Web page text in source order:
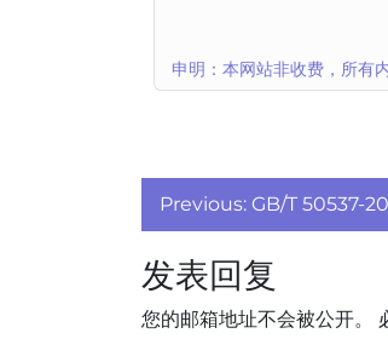
申明：本网站非收费，所有
文
章
导
航
Previous: GB/T 50537-
发表回复
您的邮箱地址不会被公开。